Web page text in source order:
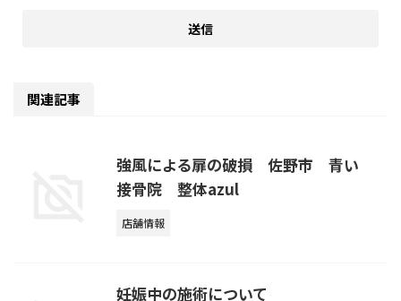
関連記事
強風による扉の破損 佐野市 青い
接骨院 整体azul
店舗情報
妊娠中の施術について